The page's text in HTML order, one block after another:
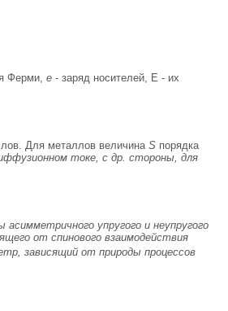
Ферми, е - заряд носителей, E - их
Для металлов величина S порядка
токе, с др. стороны, для
асимметричного упругого и неупругого
от спинового взаимодействия
зависящий от природы процессов